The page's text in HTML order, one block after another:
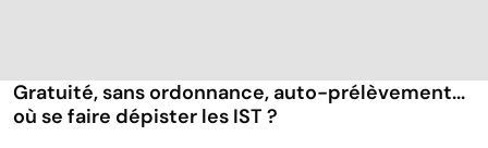
Gratuité, sans ordonnance, auto-prélèvement...
où se faire dépister les IST ?